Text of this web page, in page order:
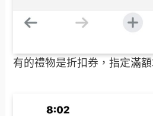
有的禮物是折扣券，指定滿額